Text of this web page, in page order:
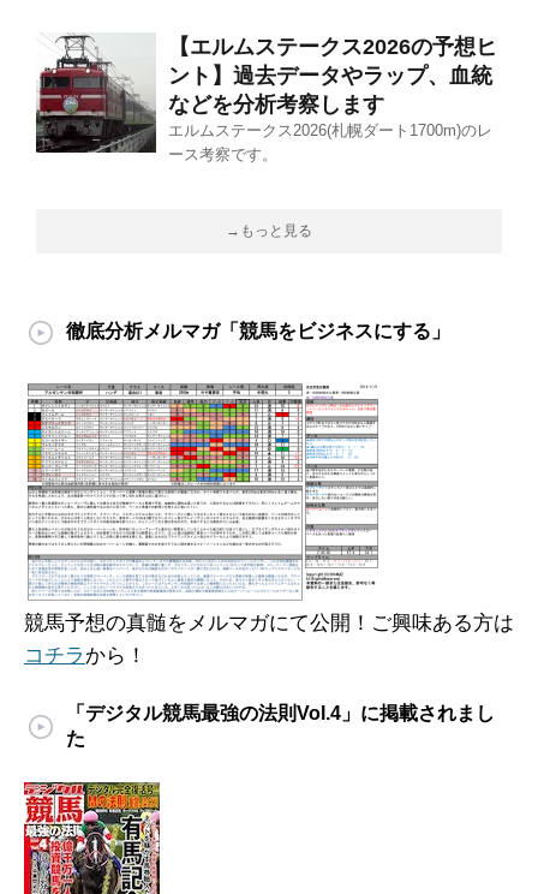
【エルムステークス2026の予想ヒ
ント】過去データやラップ、血統
などを分析考察します
エルムステークス2026(札幌ダート1700m)のレ
ース考察です。
→もっと見る
徹底分析メルマガ「競馬をビジネスにする」
競馬予想の真髄をメルマガにて公開！ご興味ある方は
コチラ から！
「デジタル競馬最強の法則Vol.4」に掲載されまし
た